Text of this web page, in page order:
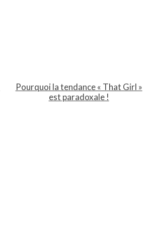
Pourquoi la tendance « That Girl »
est paradoxale !